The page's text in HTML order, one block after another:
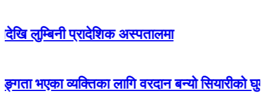
प्रादेशिक अस्पतालमा
व्यक्तिका लागि वरदान बन्यो सियारीको घुम्ती शिविर